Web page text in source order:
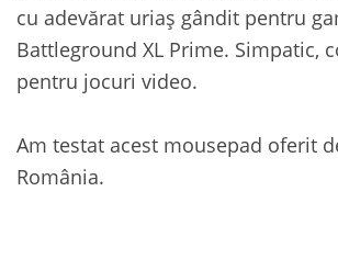
cu adevărat uriaș gândit pentru
Battleground XL Prime. Simpatic,
pentru jocuri video.
Am testat acest mousepad oferit
România.